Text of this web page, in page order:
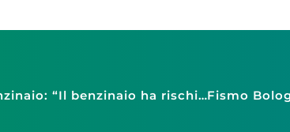
Faib Confesercenti Modena, rapina al benzinaio: “Il benzinaio ha rischiato di morire. Occorrono sicurezza e certezza della pena”